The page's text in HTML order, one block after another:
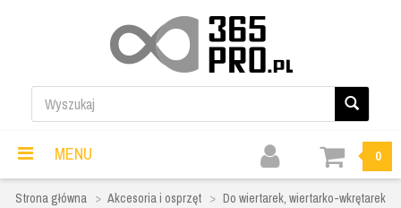
MENU 0
Strona główna Akcesoria i osprzęt
Do wiertarek, wiertarko-wkrętarek